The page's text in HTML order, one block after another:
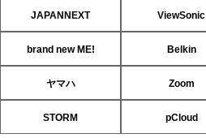
JAPANNEXT ViewSonic
brand new ME! Belkin
ヤマハ Zoom
STORM pCloud